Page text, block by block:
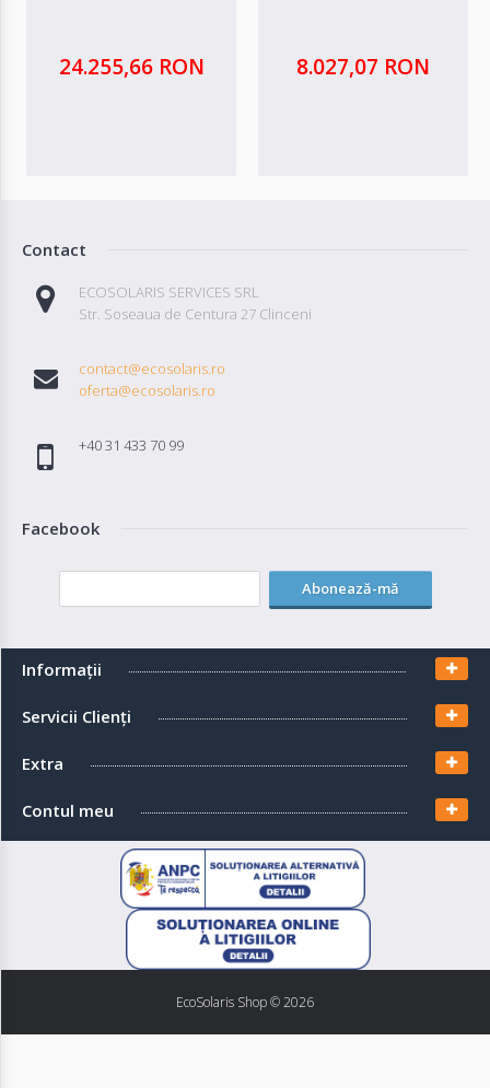
24.255,66 RON 8.027,07 RON
Contact
ECOSOLARIS SERVICES SRL
Str. Soseaua de Centura 27 Clinceni
contact@ecosolaris.ro
oferta@ecosolaris.ro
+40 31 433 70 99
Facebook
Abonează-mă
Informaţii
Servicii Clienţi
Extra
Contul meu
EcoSolaris Shop© 2026